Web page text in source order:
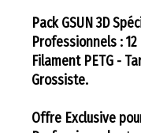
Pack GSUN 3D
Professionnels :
Filament PETG -
Grossiste.
Offre Exclusive